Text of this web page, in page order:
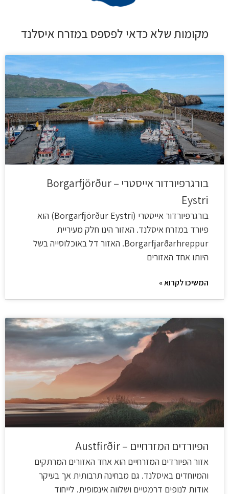
מקומות שלא כדאי לפספס במזרח איסלנד
בורגרפיורדור אייסטרי – Borgarfjörður
Eystri
בורגרפיורדור אייסטרי (Borgarfjörður Eystri) הוא
פיורד במזרח איסלנד. האזור הינו חלק מעיריית
Borgarfjarðarhreppur. האזור דל באוכלוסייה בשל
היותו אחד האזורים
המשיכו לקרוא »
הפיורדים המזרחיים – Austfirðir
אזור הפיורדים המזרחיים הוא אחד האזורים המרתקים
והמיוחדים באיסלנד. גם מבחינה תרבותית אך בעיקר
אודות לנופים דרמטיים ושלווה אינסופית. לייחוד